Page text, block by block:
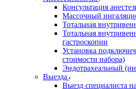
Консультация
Массочный
Тотальная
Тотальная
гастроскопии
Установка
стоимости набора)
Эндотрахеальный
Выезда
Выезд специалиста